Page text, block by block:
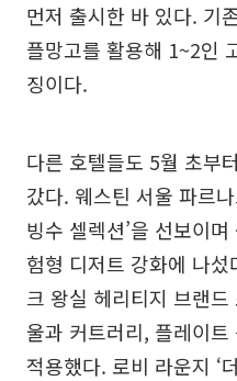
먼저 출시한 바 있다. 기
플망고를 활용해 1~2인
징이다.
다른 호텔들도 5월 초부
갔다. 웨스틴 서울 파르
빙수 셀렉션’을 선보이
험형 디저트 강화에 나
크 왕실 헤리티지 브랜
울과 커트러리, 플레이
적용했다. 로비 라운지 ‘